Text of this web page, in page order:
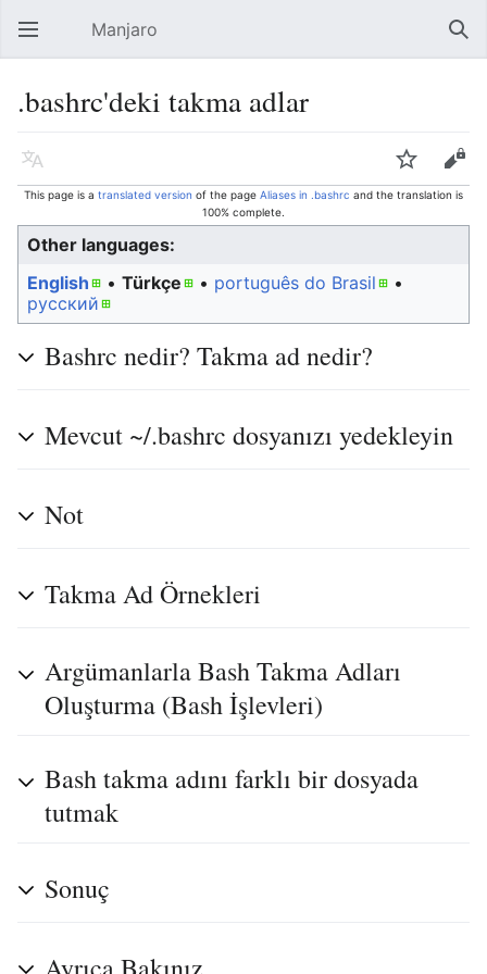
Open main menu Manjaro
.bashrc'deki takma adlar
Language Watch Edit
This page is a translated version of the page Aliases in .bashrc and the translation is
100% complete.
Other languages:
English
• ‎ Türkçe • ‎ português do Brasil
•
русский
Bashrc nedir? Takma ad nedir?
Mevcut ~/.bashrc dosyanızı yedekleyin
Not
Takma Ad Örnekleri
Argümanlarla Bash Takma Adları
Oluşturma (Bash İşlevleri)
Bash takma adını farklı bir dosyada
tutmak
Sonuç